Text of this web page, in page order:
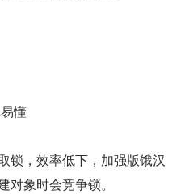
懂
锁，效率低下，加强版饿汉
象时会竞争锁。